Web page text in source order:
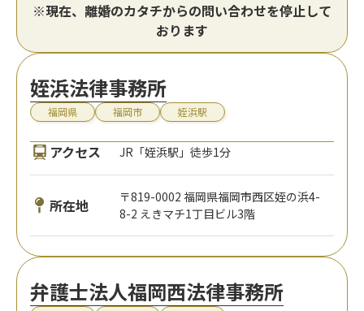
※現在、離婚のカタチからの問い合わせを停止して
おります
姪浜法律事務所
福岡県 福岡市 姪浜駅
アクセス JR「姪浜駅」徒歩1分
所在地
〒819-0002 福岡県福岡市西区姪の浜4-
8-2 えきマチ1丁目ビル3階
弁護士法人福岡西法律事務所